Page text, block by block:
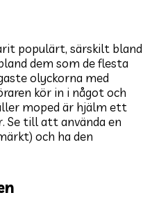
populärt, särskilt bland
dem som de flesta
olyckorna med
kör in i något och
moped är hjälm ett
Se till att använda en
och ha den